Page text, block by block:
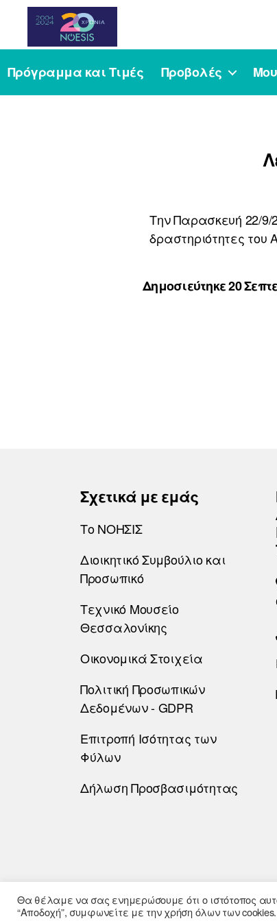
Noesis
Πρόγραμμα και Τιμές
Προβολές
Την Παρασκευή 22/9/
δραστηριότητες του
Δημοσιεύτηκε 20
Σχετικά με εμάς
Το ΝΟΗΣΙΣ
Διοικητικό Συμβούλιο και
Προσωπικό
Τεχνικό Μουσείο
Θεσσαλονίκης
Οικονομικά Στοιχεία
Πολιτική Προσωπικών
Δεδομένων - GDPR
Επιτροπή Ισότητας των
Φύλων
Δήλωση Προσβασιμότητας
Θα θέλαμε να σας ενημερώσουμε ότι ο ιστότοπος
“Αποδοχή”, συμφωνείτε με την χρήση όλων των cookies.